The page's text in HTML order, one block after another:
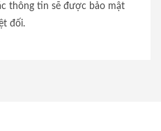
thông tin sẽ được bảo mật
đối.